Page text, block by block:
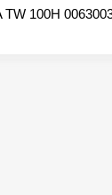
TW 100H